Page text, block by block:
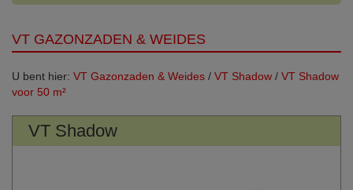
VT GAZONZADEN & WEIDES
U bent hier: VT Gazonzaden & Weides / VT Shadow / VT Shadow
voor 50 m²
VT Shadow